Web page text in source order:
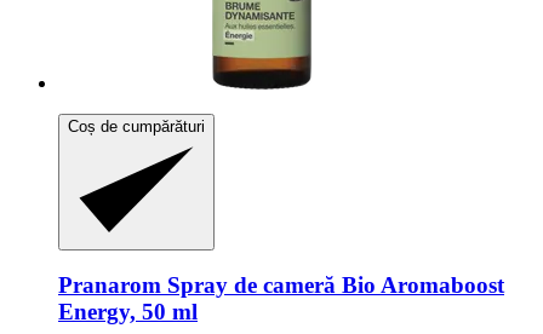
Coș de cumpărături
Pranarom Spray de cameră Bio Aromaboost
Energy, 50 ml